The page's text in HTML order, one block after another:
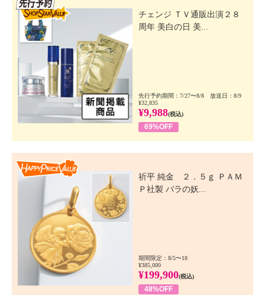
チェンジ ＴＶ通販出演２８
周年 美白の日 美...
先行予約期間：7/27〜8/8 放送日：8/9
¥32,835
¥9,988(税込)
69%OFF
祈平 純金 ２．５ｇ ＰＡＭ
Ｐ社製 バラの妖...
期間限定：8/5〜18
¥385,000
¥199,900(税込)
48%OFF